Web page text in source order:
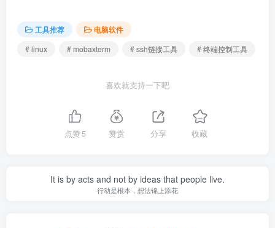
工具推荐
电脑软件
# linux
# mobaxterm # ssh链接工具 # 终端控制工具
喜欢就支持一下吧
点赞5 赞赏 分享 收藏
It is by acts and not by ideas that people live.
行动是根本，想法锦上添花